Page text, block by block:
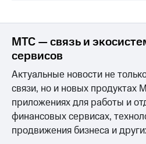
Корпоративный
секретарь
Раскрытие
информации
Информация
акционерам
Документы
ПАО
"МТС"
Собрания
акционеров
МТС — связь и
сервисов
Актуальные новости не
связи, но и новых
приложениях для работы и
финансовых сервисах,
продвижения бизнеса и